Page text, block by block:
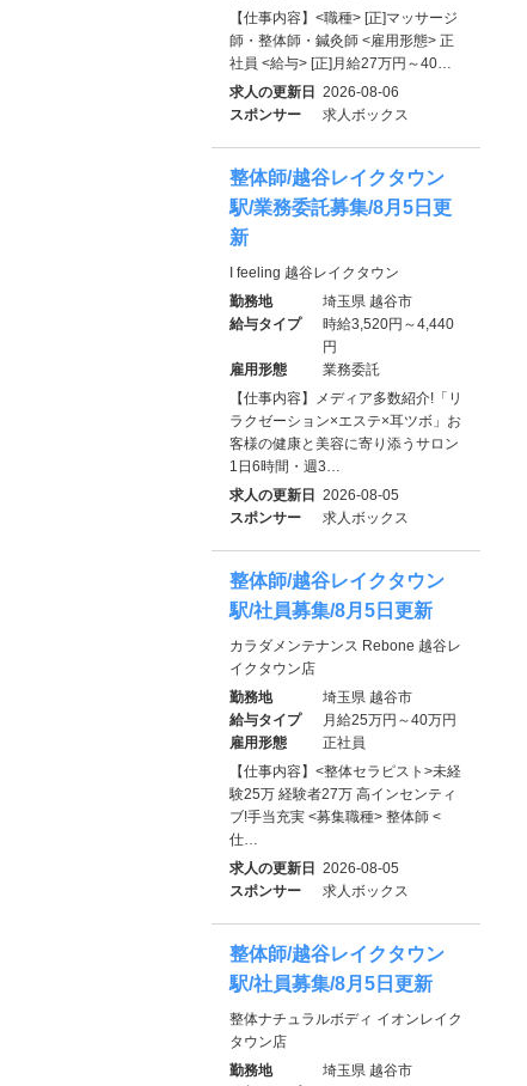
【仕事内容】<職種> [正]マッサージ
師・整体師・鍼灸師 <雇用形態> 正
社員 <給与> [正]月給27万円～40…
求人の更新日
2026-08-06
スポンサー
求人ボックス
整体師/越谷レイクタウン
駅/業務委託募集/8月5日更
新
I feeling 越谷レイクタウン
勤務地
埼玉県 越谷市
給与タイプ
時給3,520円～4,440
円
雇用形態
業務委託
【仕事内容】メディア多数紹介!「リ
ラクゼーション×エステ×耳ツボ」お
客様の健康と美容に寄り添うサロン
1日6時間・週3…
求人の更新日
2026-08-05
スポンサー
求人ボックス
整体師/越谷レイクタウン
駅/社員募集/8月5日更新
カラダメンテナンス Rebone 越谷レ
イクタウン店
勤務地
埼玉県 越谷市
給与タイプ
月給25万円～40万円
雇用形態
正社員
【仕事内容】<整体セラピスト>未経
験25万 経験者27万 高インセンティ
ブ!手当充実 <募集職種> 整体師 <
仕…
求人の更新日
2026-08-05
スポンサー
求人ボックス
整体師/越谷レイクタウン
駅/社員募集/8月5日更新
整体ナチュラルボディ イオンレイク
タウン店
勤務地
埼玉県 越谷市